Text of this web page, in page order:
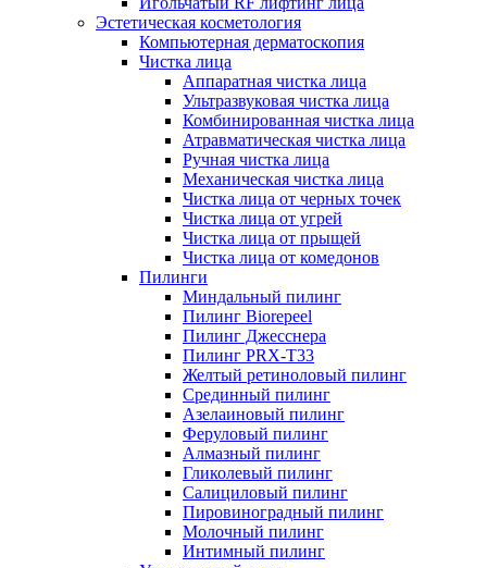
Эстетическая косметология
Компьютерная дерматоскопия
Чистка лица
Аппаратная чистка лица
Ультразвуковая чистка лица
Комбинированная чистка лица
Атравматическая чистка лица
Ручная чистка лица
Механическая чистка лица
Чистка лица от черных точек
Чистка лица от угрей
Чистка лица от прыщей
Чистка лица от комедонов
Пилинги
Миндальный пилинг
Пилинг Biorepeel
Пилинг Джесснера
Пилинг PRX-T33
Желтый ретиноловый пилинг
Срединный пилинг
Азелаиновый пилинг
Феруловый пилинг
Алмазный пилинг
Гликолевый пилинг
Салициловый пилинг
Пировиноградный пилинг
Молочный пилинг
Интимный пилинг